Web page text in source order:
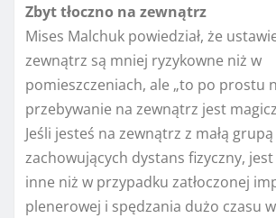
Zbyt tłoczno na zewnątrz
Mises Malchuk powiedział, że
zewnątrz są mniej ryzykowne niż w
pomieszczeniach, ale „to po prostu
przebywanie na zewnątrz jest
Jeśli jesteś na zewnątrz z małą
zachowujących dystans fizyczny, jest
inne niż w przypadku zatłoczonej
plenerowej i spędzania dużo czasu